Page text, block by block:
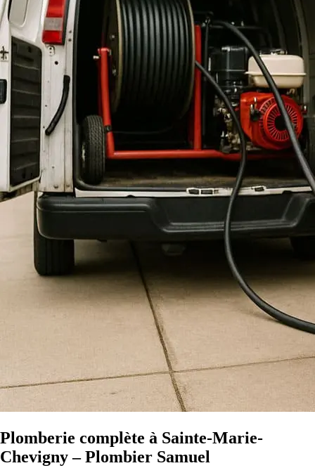
Plomberie complète à Sainte-Marie-
Chevigny – Plombier Samuel